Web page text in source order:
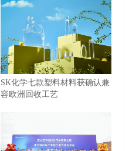
SK化学七款塑料材料获确认兼
容欧洲回收工艺